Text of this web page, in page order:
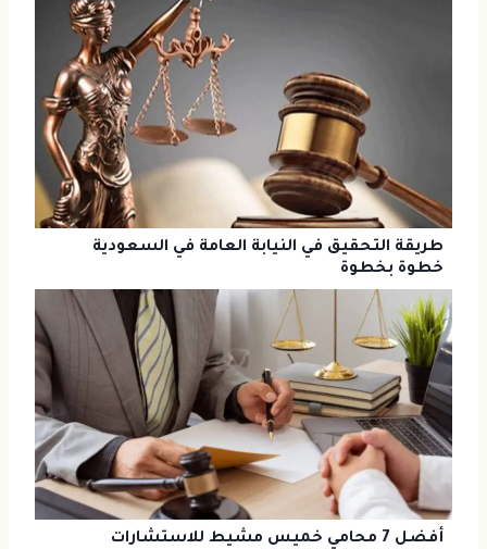
طريقة التحقيق في النيابة العامة في السعودية
خطوة بخطوة
أفضل 7 محامي خميس مشيط للاستشارات